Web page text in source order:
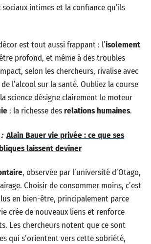
intimes et la confiance qu’ils
est tout aussi frappant : l’isolement
profond, et même à des troubles
selon les chercheurs, rivalise avec
l’alcool sur la santé. Oubliez la course
science désigne clairement le moteur
: la richesse desrelations humaines.
Alain Bauer vie privée : ce que ses
laissent deviner
, observée par l’université d’Otago,
Choisir de consommer moins, c’est
en bien-être, principalement parce
crée de nouveaux liens et renforce
Les chercheurs notent que ce sont
qui s’orientent vers cette sobriété,